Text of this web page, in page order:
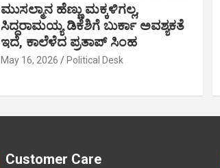
ಮುಸಲ್ಮಾನ ಹೆಣ್ಣು ಮಕ್ಕಳಿಗಲ್ಲ,
ಸಿದ್ದರಾಮಯ್ಯ ಡಿಕೆಶಿಗೆ ಬುರ್ಕಾ ಅವಶ್ಯಕತೆ
ಇದೆ, ಕಾಲೆಳೆದ ಪ್ರತಾಪ್ ಸಿಂಹ
May 16, 2026 Political Desk
Customer Care